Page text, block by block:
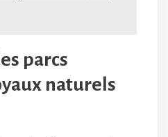
parcs
naturels